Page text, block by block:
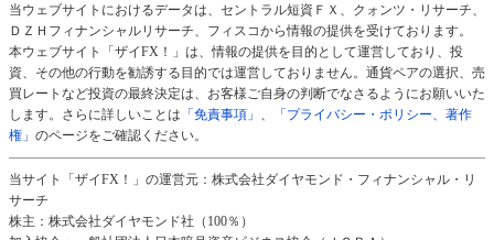
当ウェブサイトにおけるデータは、セントラル短資ＦＸ、クォンツ・リサーチ、
ＤＺＨフィナンシャルリサーチ、フィスコから情報の提供を受けております。
本ウェブサイト「ザイFX！」は、情報の提供を目的として運営しており、投
資、その他の行動を勧誘する目的では運営しておりません。通貨ペアの選択、売
買レートなど投資の最終決定は、お客様ご自身の判断でなさるようにお願いいた
します。さらに詳しいことは 「免責事項」 、
「プライバシー・ポリシー、著作
権」 のページをご確認ください。
当サイト「ザイFX！」の運営元：株式会社ダイヤモンド・フィナンシャル・リ
サーチ
株主：株式会社ダイヤモンド社（100％）